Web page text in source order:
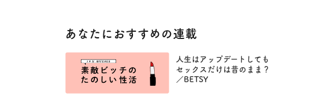
あなたにおすすめの連載
人生はアップデートしても
セックスだけは昔のまま？
／BETSY